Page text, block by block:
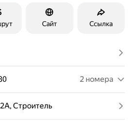
Сайт Ссылка
2 номера
Строитель